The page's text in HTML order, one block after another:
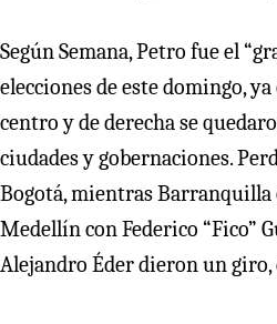
Según Semana, Petro fue el
elecciones de este domingo,
centro y de derecha se
ciudades y gobernaciones.
Bogotá, mientras Barranquilla
Medellín con Federico “Fico”
Alejandro Éder dieron un giro,